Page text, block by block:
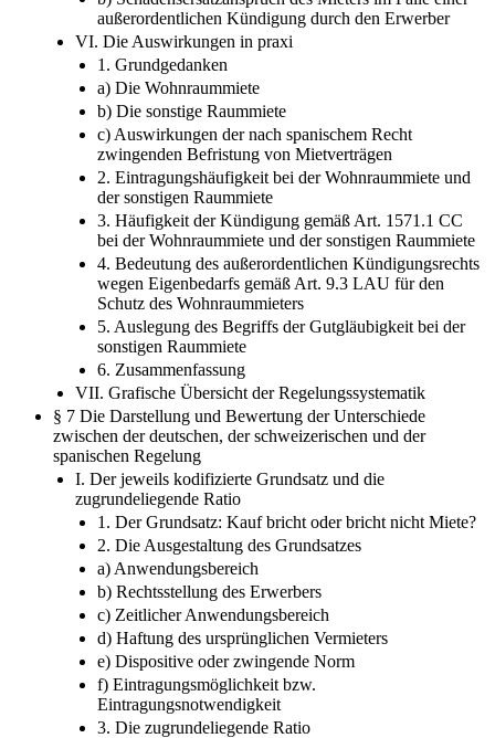
außerordentlichen Kündigung durch den Erwerber
VI. Die Auswirkungen in praxi
1. Grundgedanken
a) Die Wohnraummiete
b) Die sonstige Raummiete
c) Auswirkungen der nach spanischem Recht
zwingenden Befristung von Mietverträgen
2. Eintragungshäufigkeit bei der Wohnraummiete und
der sonstigen Raummiete
3. Häufigkeit der Kündigung gemäß Art. 1571.1 CC
bei der Wohnraummiete und der sonstigen Raummiete
4. Bedeutung des außerordentlichen Kündigungsrechts
wegen Eigenbedarfs gemäß Art. 9.3 LAU für den
Schutz des Wohnraummieters
5. Auslegung des Begriffs der Gutgläubigkeit bei der
sonstigen Raummiete
6. Zusammenfassung
VII. Grafische Übersicht der Regelungssystematik
§ 7 Die Darstellung und Bewertung der Unterschiede
zwischen der deutschen, der schweizerischen und der
spanischen Regelung
I. Der jeweils kodifizierte Grundsatz und die
zugrundeliegende Ratio
1. Der Grundsatz: Kauf bricht oder bricht nicht Miete?
2. Die Ausgestaltung des Grundsatzes
a) Anwendungsbereich
b) Rechtsstellung des Erwerbers
c) Zeitlicher Anwendungsbereich
d) Haftung des ursprünglichen Vermieters
e) Dispositive oder zwingende Norm
f) Eintragungsmöglichkeit bzw.
Eintragungsnotwendigkeit
3. Die zugrundeliegende Ratio